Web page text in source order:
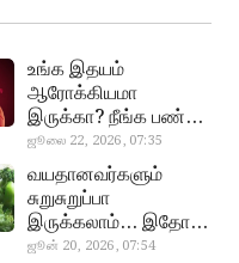
உங்க இதயம்
ஆரோக்கியமா
இருக்கா? நீங்க பண்ண
வேண்டிய எளிய 5
டெஸ்ட்!
ஜூலை 22, 2026, 07:35
வயதானவர்களும்
சுறுசுறுப்பா
இருக்கலாம்… இதோ
சூப்பர் உணவுகள்!
ஜூன் 20, 2026, 07:54